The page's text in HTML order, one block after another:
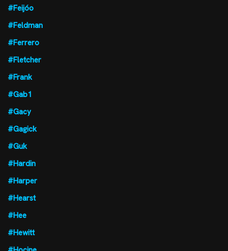
#Feijóo
#Feldman
#Ferrero
#Fletcher
#Frank
#Gab1
#Gacy
#Gagick
#Guk
#Hardin
#Harper
#Hearst
#Hee
#Hewitt